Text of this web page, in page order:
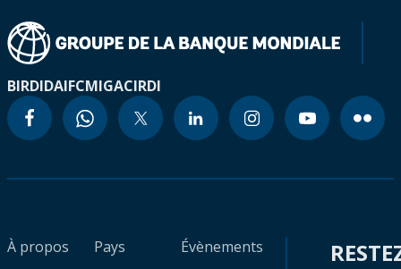
BIRDIDAIFCMIGACIRDI
À propos
Pays
Évènements